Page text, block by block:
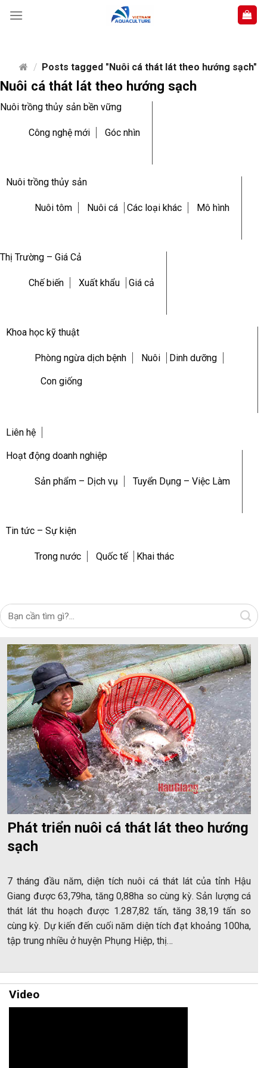
content / Posts tagged "Nuôi cá thát lát theo hướng sạch"
Nuôi cá thát lát theo hướng sạch
Nuôi trồng thủy sản bền vững
Công nghệ mới Góc nhìn
Nuôi trồng thủy sản
Nuôi tôm Nuôi cá Các loại khác Mô hình
Thị Trường – Giá Cả
Chế biến Xuất khẩu Giá cả
Khoa học kỹ thuật
Phòng ngừa dịch bệnh Nuôi Dinh dưỡng
Con giống
Liên hệ
Hoạt động doanh nghiệp
Sản phẩm – Dịch vụ Tuyển Dụng – Việc Làm
Tin tức – Sự kiện
Trong nước Quốc tế Khai thác
Phát triển nuôi cá thát lát theo hướng
sạch
7 tháng đầu năm, diện tích nuôi cá thát lát của tỉnh Hậu
Giang được 63,79ha, tăng 0,88ha so cùng kỳ. Sản lượng cá
thát lát thu hoạch được 1.287,82 tấn, tăng 38,19 tấn so
cùng kỳ. Dự kiến đến cuối năm diện tích đạt khoảng 100ha,
tập trung nhiều ở huyện Phụng Hiệp, thị…
Video